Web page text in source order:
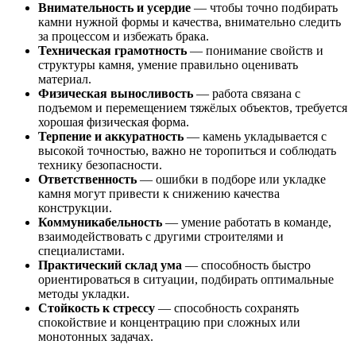
Внимательность и усердие — чтобы точно подбирать
камни нужной формы и качества, внимательно следить
за процессом и избежать брака.
Техническая грамотность — понимание свойств и
структуры камня, умение правильно оценивать
материал.
Физическая выносливость — работа связана с
подъемом и перемещением тяжёлых объектов, требуется
хорошая физическая форма.
Терпение и аккуратность — камень укладывается с
высокой точностью, важно не торопиться и соблюдать
технику безопасности.
Ответственность — ошибки в подборе или укладке
камня могут привести к снижению качества
конструкции.
Коммуникабельность — умение работать в команде,
взаимодействовать с другими строителями и
специалистами.
Практический склад ума — способность быстро
ориентироваться в ситуации, подбирать оптимальные
методы укладки.
Стойкость к стрессу — способность сохранять
спокойствие и концентрацию при сложных или
монотонных задачах.